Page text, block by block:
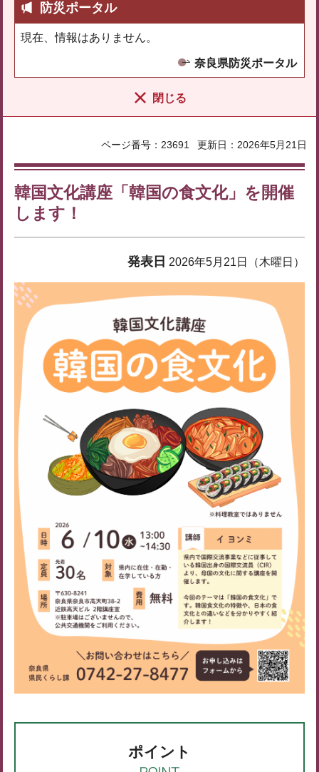
防災ポータル
現在、情報はありません。
奈良県防災ポータル
閉じる
ページ番号：23691 更新日：2026年5月21日
韓国文化講座「韓国の食文化」を開催
します！
発表日 2026年5月21日（木曜日）
ポイント